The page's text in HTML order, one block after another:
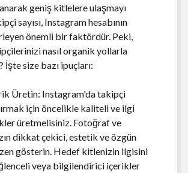
geniş kitlelere ulaşmayı
sayısı, Instagram hesabının
önemli bir faktördür. Peki,
nasıl organik yollarla
size bazı ipuçları:
Üretin: Instagram'da takipçi
için öncelikle kaliteli ve ilgi
üretmelisiniz. Fotoğraf ve
dikkat çekici, estetik ve özgün
gösterin. Hedef kitlenizin ilgisini
veya bilgilendirici içerikler